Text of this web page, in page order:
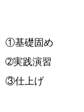
①基礎固め
➁実践演習
③仕上げ